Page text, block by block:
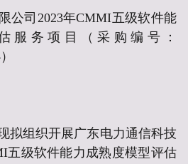
公司2023年CMMI五级软件能
服务项目
（采购编号：
）
拟组织开展广东电力通信科技
五级软件能力成熟度模型评估